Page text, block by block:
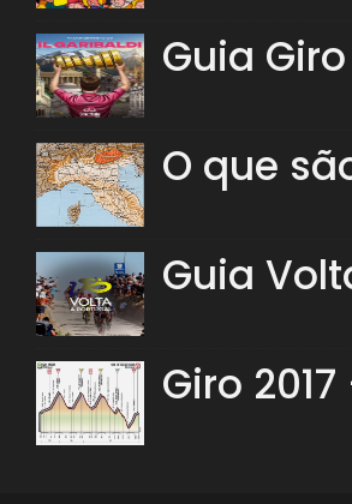
Guia
O que
Guia
Giro